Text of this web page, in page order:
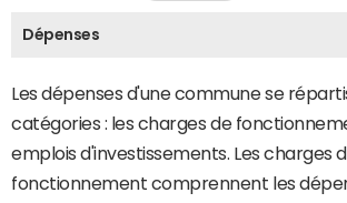
Dépenses
Les dépenses d'une commune se
catégories : les charges de
emplois d'investissements. Les charges
fonctionnement comprennent les